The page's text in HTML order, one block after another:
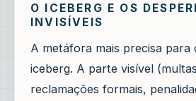
O ICEBERG E OS
INVISÍVEIS
A metáfora mais precisa para
iceberg. A parte visível
reclamações formais,